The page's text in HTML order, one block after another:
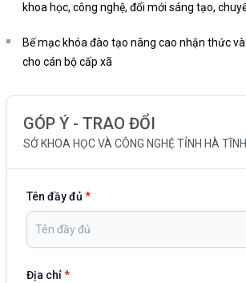
khoa học, công nghệ, đổi mới sáng tạo,
Bế mạc khóa đào tạo nâng cao nhận thức
cho cán bộ cấp xã
GÓP Ý - TRAO ĐỔI
SỞ KHOA HỌC VÀ CÔNG NGHỆ TỈNH HÀ TĨNH
Tên đầy đủ *
Địa chỉ*